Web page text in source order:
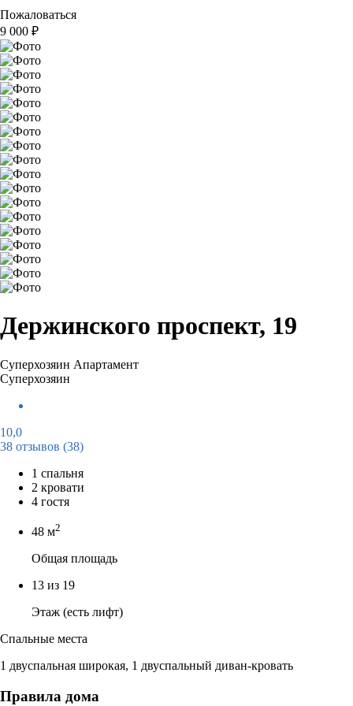
Пожаловаться
9 000 ₽
Держинского проспект, 19
Суперхозяин Апартамент
Суперхозяин
10,0
38 отзывов (38)
1 спальня
2 кровати
4 гостя
48 м2
Общая площадь
13 из 19
Этаж (есть лифт)
Спальные места
1 двуспальная широкая, 1 двуспальный диван-кровать
Правила дома